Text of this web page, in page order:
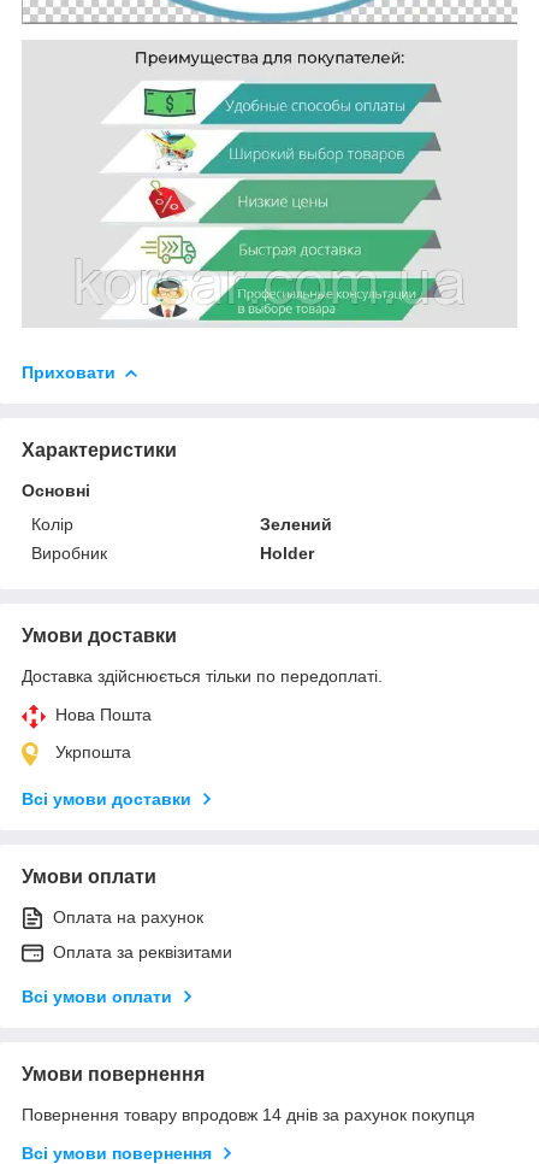
Приховати
Характеристики
Основні
Колір
Зелений
Виробник
Holder
Умови доставки
Доставка здійснюється тільки по передоплаті.
Нова Пошта
Укрпошта
Всі умови доставки
Умови оплати
Оплата на рахунок
Оплата за реквізитами
Всі умови оплати
Умови повернення
Повернення товару впродовж 14 днів за рахунок покупця
Всі умови повернення